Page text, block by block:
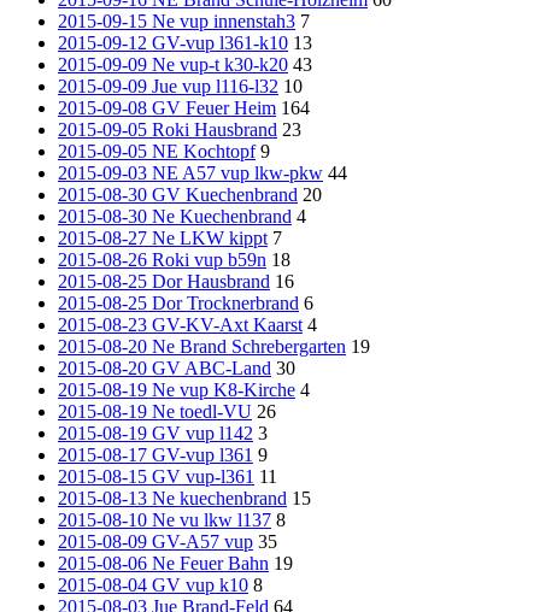
2015-09-15 Ne vup innenstah3 7
2015-09-12 GV-vup l361-k10 13
2015-09-09 Ne vup-t k30-k20 43
2015-09-09 Jue vup l116-l32 10
2015-09-08 GV Feuer Heim 164
2015-09-05 Roki Hausbrand 23
2015-09-05 NE Kochtopf 9
2015-09-03 NE A57 vup lkw-pkw 44
2015-08-30 GV Kuechenbrand 20
2015-08-30 Ne Kuechenbrand 4
2015-08-27 Ne LKW kippt 7
2015-08-26 Roki vup b59n 18
2015-08-25 Dor Hausbrand 16
2015-08-25 Dor Trocknerbrand 6
2015-08-23 GV-KV-Axt Kaarst 4
2015-08-20 Ne Brand Schrebergarten 19
2015-08-20 GV ABC-Land 30
2015-08-19 Ne vup K8-Kirche 4
2015-08-19 Ne toedl-VU 26
2015-08-19 GV vup l142 3
2015-08-17 GV-vup l361 9
2015-08-15 GV vup-l361 11
2015-08-13 Ne kuechenbrand 15
2015-08-10 Ne vu lkw l137 8
2015-08-09 GV-A57 vup 35
2015-08-06 Ne Feuer Bahn 19
2015-08-04 GV vup k10 8
2015-08-03 Jue Brand-Feld 64